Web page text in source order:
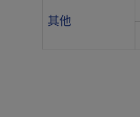
其他